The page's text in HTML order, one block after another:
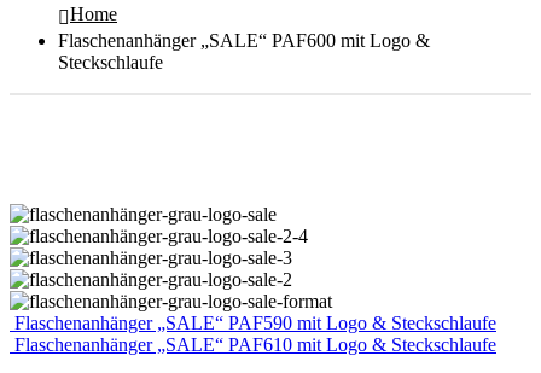
Home
Flaschenanhänger „SALE“ PAF600 mit Logo &
Steckschlaufe
Flaschenanhänger „SALE“ PAF590 mit Logo & Steckschlaufe
Flaschenanhänger „SALE“ PAF610 mit Logo & Steckschlaufe